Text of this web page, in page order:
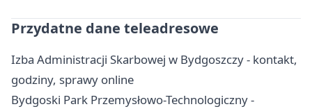
Przydatne dane teleadresowe
Izba Administracji Skarbowej w Bydgoszczy - kontakt,
godziny, sprawy online
Bydgoski Park Przemysłowo-Technologiczny -